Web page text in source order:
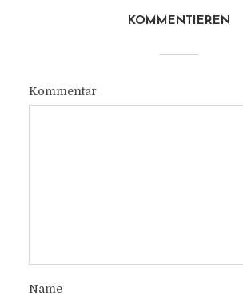
KOMMENTIEREN
Kommentar
Name